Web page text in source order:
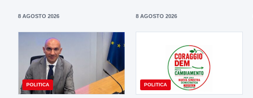
8 AGOSTO 2026 8 AGOSTO 2026
POLITICA POLITICA